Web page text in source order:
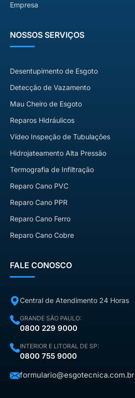
Empresa
NOSSOS SERVIÇOS
Desentupimento de Esgoto
Detecção de Vazamento
Mau Cheiro de Esgoto
Reparos Hidráulicos
Vídeo Inspeção de Tubulações
Hidrojateamento Alta Pressão
Termografia de Infiltração
Reparo Cano PVC
Reparo Cano PPR
Reparo Cano Ferro
Reparo Cano Cobre
FALE CONOSCO
Central de Atendimento 24 Horas
GRANDE SÃO PAULO:
0800 229 9000
INTERIOR E LITORAL DE SP:
0800 755 9000
formulario@esgotecnica.com.br